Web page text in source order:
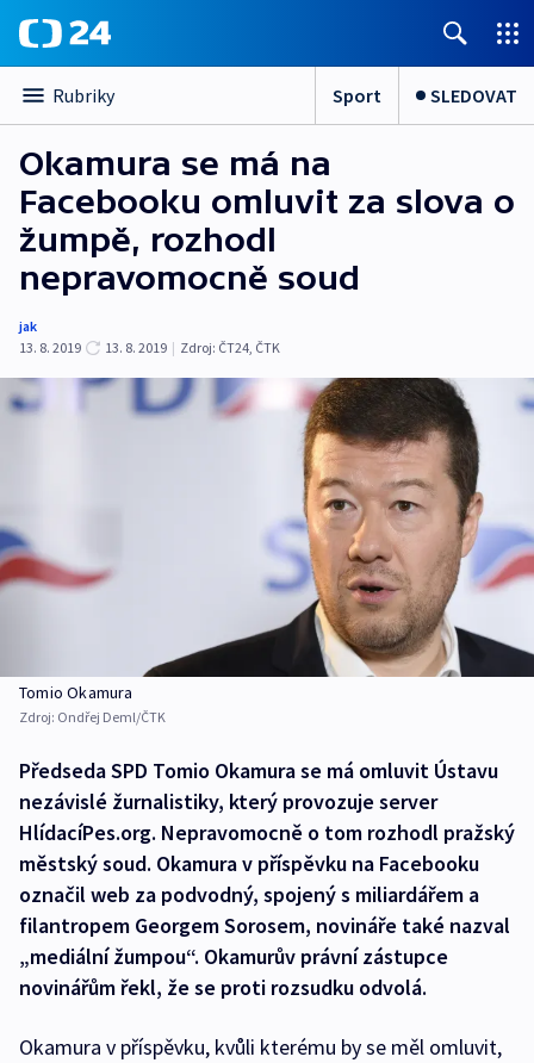
Rubriky Sport SLEDOVAT
Okamura se má na
Facebooku omluvit za slova o
žumpě, rozhodl
nepravomocně soud
jak
13. 8. 2019
13. 8. 2019 | Zdroj: ČT24, ČTK
Tomio Okamura
Zdroj: Ondřej Deml/ČTK
Předseda SPD Tomio Okamura se má omluvit Ústavu
nezávislé žurnalistiky, který provozuje server
HlídacíPes.org. Nepravomocně o tom rozhodl pražský
městský soud. Okamura v příspěvku na Facebooku
označil web za podvodný, spojený s miliardářem a
filantropem Georgem Sorosem, novináře také nazval
„mediální žumpou“. Okamurův právní zástupce
novinářům řekl, že se proti rozsudku odvolá.
Okamura v příspěvku, kvůli kterému by se měl omluvit,